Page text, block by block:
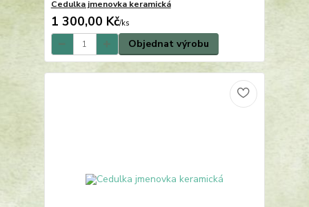
Cedulka jmenovka keramická
1 300,00 Kč/ks
Objednat výrobu